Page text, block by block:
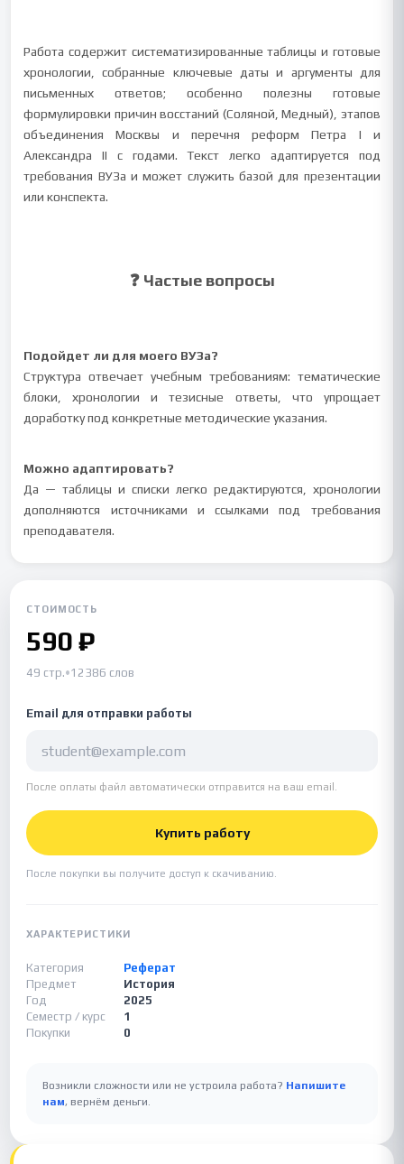
Работа содержит систематизированные таблицы и готовые
хронологии, собранные ключевые даты и аргументы для
письменных ответов; особенно полезны готовые
формулировки причин восстаний (Соляной, Медный), этапов
объединения Москвы и перечня реформ Петра I и
Александра II с годами. Текст легко адаптируется под
требования ВУЗа и может служить базой для презентации
или конспекта.
❓ Частые вопросы
Подойдет ли для моего ВУЗа?
Структура отвечает учебным требованиям: тематические
блоки, хронологии и тезисные ответы, что упрощает
доработку под конкретные методические указания.
Можно адаптировать?
Да — таблицы и списки легко редактируются, хронологии
дополняются источниками и ссылками под требования
преподавателя.
СТОИМОСТЬ
590 ₽
49 стр.•12386 слов
Email для отправки работы
После оплаты файл автоматически отправится на ваш email.
Купить работу
После покупки вы получите доступ к скачиванию.
ХАРАКТЕРИСТИКИ
Категория
Реферат
Предмет
История
Год
2025
Семестр / курс
1
Покупки
0
Возникли сложности или не устроила работа? Напишите
нам, вернём деньги.